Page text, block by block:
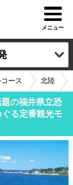
メニュー
ース 北陸
の福井県立恐
る定番観光モ